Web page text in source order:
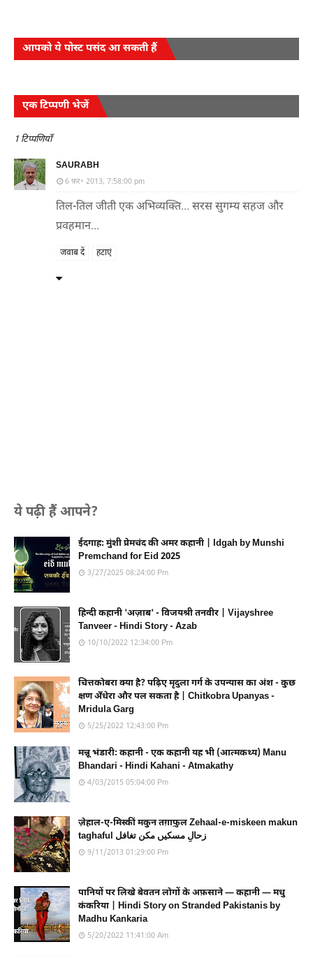
आपको ये पोस्ट पसंद आ सकती हैं
एक टिप्पणी भेजें
1 टिप्पणियाँ
SAURABH
6 फ़र॰ 2013, 7:58:00 pm
तिल-तिल जीती एक अभिव्यक्ति... सरस सुगम्य सहज और
प्रवहमान...
जवाब दें हटाएं
ये पढ़ी हैं आपने?
ईदगाह: मुंशी प्रेमचंद की अमर कहानी | Idgah by Munshi
Premchand for Eid 2025
3/27/2025 08:24:00 Pm
हिन्दी कहानी 'अज़ाब' - विजयश्री तनवीर | Vijayshree
Tanveer - Hindi Story - Azab
10/10/2022 12:34:00 Pm
चित्तकोबरा क्या है? पढ़िए मृदुला गर्ग के उपन्यास का अंश - कुछ
क्षण अँधेरा और पल सकता है | Chitkobra Upanyas -
Mridula Garg
5/25/2022 12:43:00 Pm
मन्नू भंडारी: कहानी - एक कहानी यह भी (आत्मकथ्य) Manu
Bhandari - Hindi Kahani - Atmakathy
4/03/2015 05:04:00 Pm
ज़ेहाल-ए-मिस्कीं मकुन तग़ाफ़ुल Zehaal-e-miskeen makun
taghaful زحالِ مسکیں مکن تغافل
9/11/2013 01:29:00 Pm
पानियों पर लिखे बेवतन लोगों के अफ़साने — कहानी — मधु
कंकरिया | Hindi Story on Stranded Pakistanis by
Madhu Kankaria
5/20/2022 11:41:00 Am